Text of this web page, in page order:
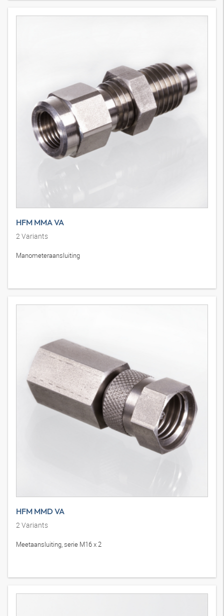
HFM MMA VA
2Variants
Manometeraansluiting
HFM MMD VA
2Variants
Meetaansluiting, serie M16 x 2